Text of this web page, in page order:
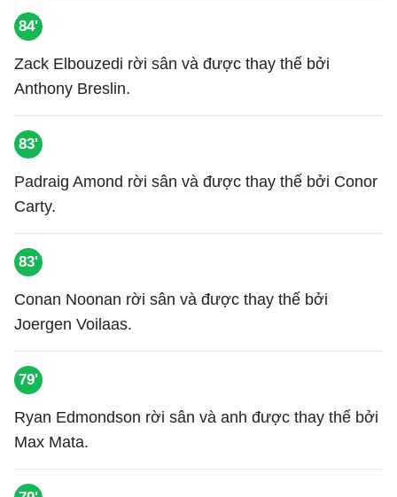
84'
Zack Elbouzedi rời sân và được thay thế bởi
Anthony Breslin.
83'
Padraig Amond rời sân và được thay thế bởi Conor
Carty.
83'
Conan Noonan rời sân và được thay thế bởi
Joergen Voilaas.
79'
Ryan Edmondson rời sân và anh được thay thế bởi
Max Mata.